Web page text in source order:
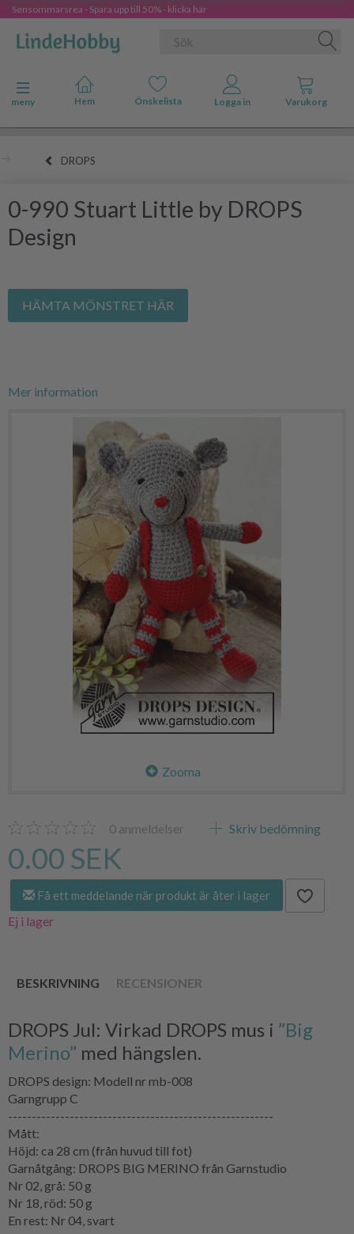
Sensommarsrea - Spara upp till 50% - klicka här
Ändra navigering
meny
DROPS
0-990 Stuart Little by DROPS
Design
HÄMTA MÖNSTRET HÄR
Mer information
Zooma
0 anmeldelser Skriv bedömning
0.00 SEK
Få ett meddelande när produkt är åter i lager
Ej i lager
BESKRIVNING RECENSIONER
DROPS Jul: Virkad DROPS mus i ”Big
Merino” med hängslen.
DROPS design: Modell nr mb-008
Garngrupp C
--------------------------------------------------------
Mått:
Höjd: ca 28 cm (från huvud till fot)
Garnåtgång: DROPS BIG MERINO från Garnstudio
Nr 02, grå: 50 g
Nr 18, röd: 50 g
En rest: Nr 04, svart